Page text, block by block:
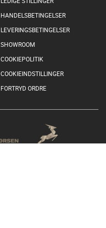
HANDELSBETINGELSER
LEVERINGSBETINGELSER
SHOWROOM
COOKIEPOLITIK
COOKIEINDSTILLINGER
FORTRYD ORDRE